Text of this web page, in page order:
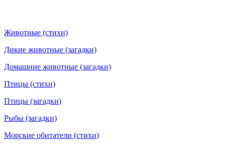
Животные (стихи)
Дикие животные (загадки)
Домашние животные (загадки)
Птицы (стихи)
Птицы (загадки)
Рыбы (загадки)
Морские обитатели (стихи)